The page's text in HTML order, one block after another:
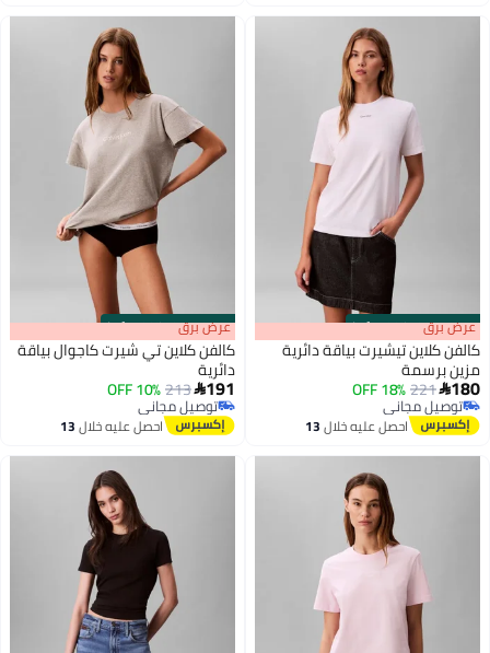
00m:00s
·
100% Left عرض برق
كالفن كلاين تيشيرت بياقة دائرية
مزين برسمة
180
221
18% OFF
توصيل مجاني
توصيل مجانياحصل عليه خلال13
00m:00s
·
100% Left عرض برق
كالفن كلاين تي شيرت كاجوال بياقة
دائرية
191
213
10% OFF
توصيل مجاني
توصيل مجانياحصل عليه خلال13